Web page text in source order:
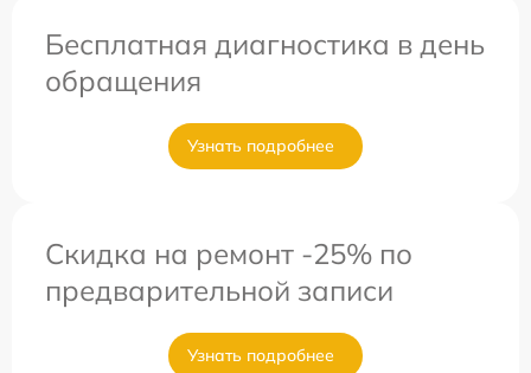
Бесплатная диагностика в день
обращения
Узнать подробнее
Скидка на ремонт -25% по
предварительной записи
Узнать подробнее